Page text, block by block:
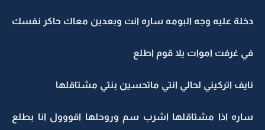
دخلة عليه وجه البومه ساره انت وبعدين معاك حاكر نفسك
في غرفت اموات يلا قوم اطلع
نايف اتركيني لحالي انتي ماتحسين بنتي مشتاقلها
ساره اذا مشتاقلها اشرب سم وروحلها اقووول انا بطلع